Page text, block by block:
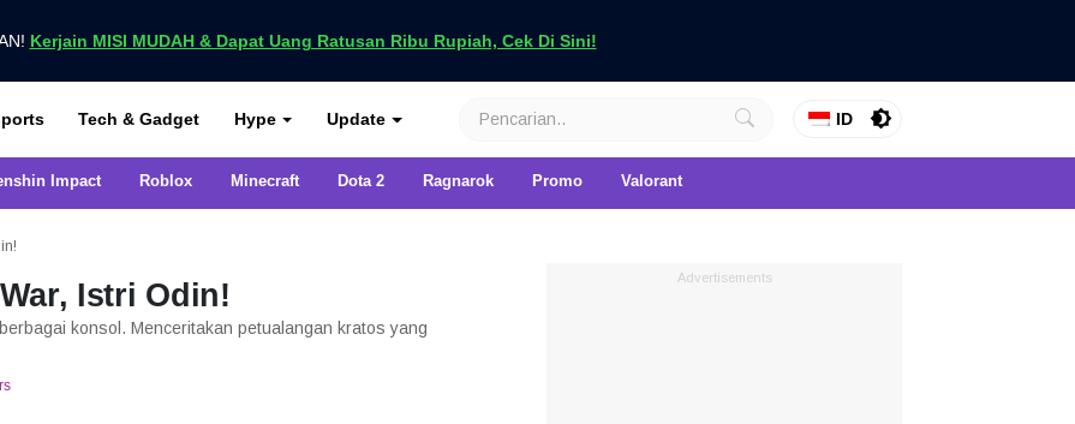
Kerjain MISI MUDAH & Dapat Uang Ratusan Ribu Rupiah, Cek Di Sini!
di VCGamersTech & Gadget Hype Update ID
Impact Roblox Minecraft Dota 2 Ragnarok Promo Valorant
Istri Odin!
konsol. Menceritakan petualangan kratos yang
Advertisements